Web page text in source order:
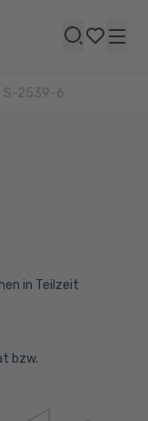
S-2539-6
in Teilzeit
bzw.